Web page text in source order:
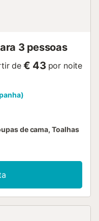
3 pessoas
de € 43 por noite
de cama, Toalhas